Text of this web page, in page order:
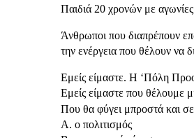
Παιδιά 20 χρονών με
Άνθρωποι που διαπρέπουν
την ενέργεια που θέλουν να
Εμείς είμαστε. Η ‘Πόλη
Εμείς είμαστε που θέλουμε
Που θα φύγει μπροστά και σε
Α. ο πολιτισμός